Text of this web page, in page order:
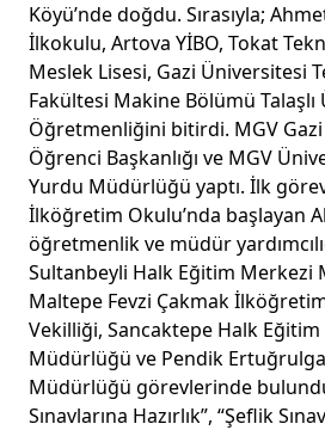
Köyü’nde doğdu. Sırasıyla;
İlkokulu, Artova YİBO, Tokat
Meslek Lisesi, Gazi Üniversitesi
Fakültesi Makine Bölümü Talaşlı
Öğretmenliğini bitirdi. MGV
Öğrenci Başkanlığı ve MGV
Yurdu Müdürlüğü yaptı. İlk
İlköğretim Okulu’nda başlayan Ali
öğretmenlik ve müdür
Sultanbeyli Halk Eğitim Merkezi
Maltepe Fevzi Çakmak
Vekilliği, Sancaktepe Halk
Müdürlüğü ve Pendik
Müdürlüğü görevlerinde
Sınavlarına Hazırlık”, “Şeflik